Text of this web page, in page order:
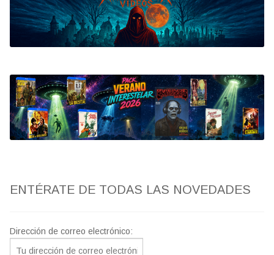
Bluray
Clasificada S
artwork
fantaterror
Jesús Franco
ENTÉRATE DE TODAS LAS NOVEDADES
Dirección de correo electrónico: